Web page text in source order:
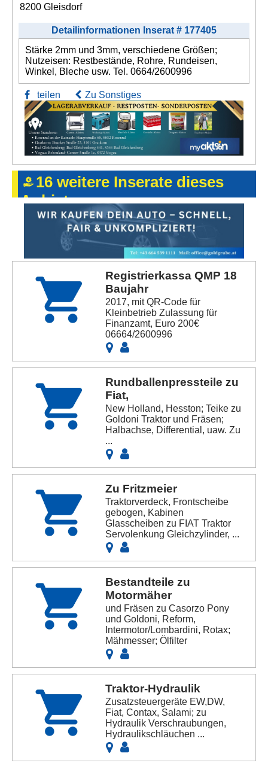
8200 Gleisdorf
Detailinformationen Inserat # 177405
Stärke 2mm und 3mm, verschiedene Größen;
Nutzeisen: Restbestände, Rohre, Rundeisen,
Winkel, Bleche usw. Tel. 0664/2600996
teilen Zu Sonstiges
16 weitere Inserate dieses
Anbieters
Registrierkassa QMP 18
Baujahr
2017, mit QR-Code für
Kleinbetrieb Zulassung für
Finanzamt, Euro 200€
06664/2600996
Rundballenpressteile zu
Fiat,
New Holland, Hesston; Teike zu
Goldoni Traktor und Fräsen;
Halbachse, Differential, uaw. Zu
...
Zu Fritzmeier
Traktorverdeck, Frontscheibe
gebogen, Kabinen
Glasscheiben zu FIAT Traktor
Servolenkung Gleichzylinder, ...
Bestandteile zu
Motormäher
und Fräsen zu Casorzo Pony
und Goldoni, Reform,
Intermotor/Lombardini, Rotax;
Mähmesser; Ölfilter
Traktor-Hydraulik
Zusatzsteuergeräte EW,DW,
Fiat, Contax, Salami; zu
Hydraulik Verschraubungen,
Hydraulikschläuchen ...